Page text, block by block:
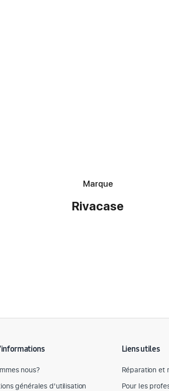
Marque
Rivacase
nous?
générales d'utilisation
Liens utiles
Réparation et
Pour les